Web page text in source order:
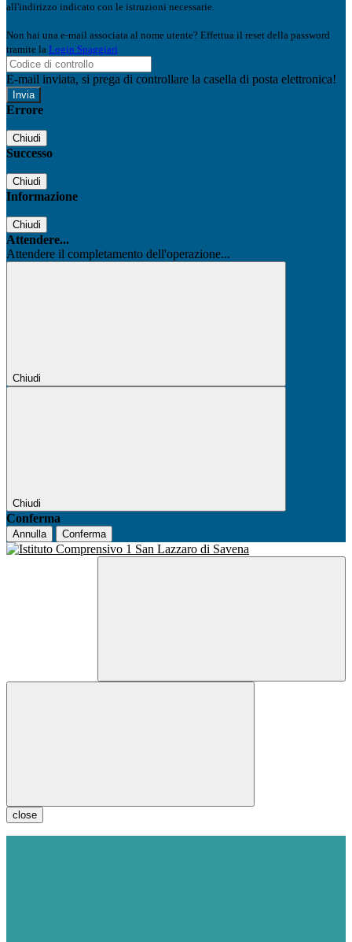
all'indirizzo indicato con le istruzioni necessarie.
Non hai una e-mail associata al nome utente? Effettua il reset della password
tramite la Login Spaggiari
E-mail inviata, si prega di controllare la casella di posta elettronica!
Errore
Chiudi
Successo
Chiudi
Informazione
Chiudi
Attendere...
Attendere il completamento dell'operazione...
Chiudi
Chiudi
Conferma
Annulla Conferma
close